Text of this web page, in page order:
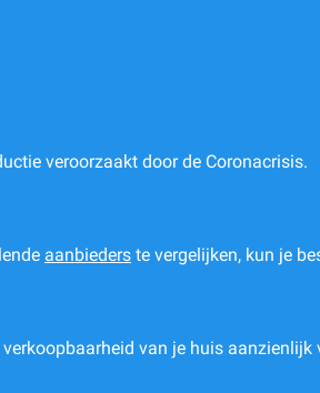
veroorzaakt door de Coronacrisis.
aanbieders te vergelijken, kun je
van je huis aanzienlijk